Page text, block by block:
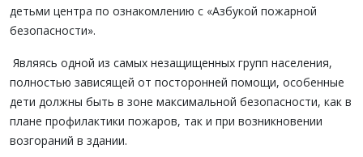
детьми центра по ознакомлению с «Азбукой пожарной
безопасности».
Являясь одной из самых незащищенных групп населения,
полностью зависящей от посторонней помощи, особенные
дети должны быть в зоне максимальной безопасности, как в
плане профилактики пожаров, так и при возникновении
возгораний в здании.